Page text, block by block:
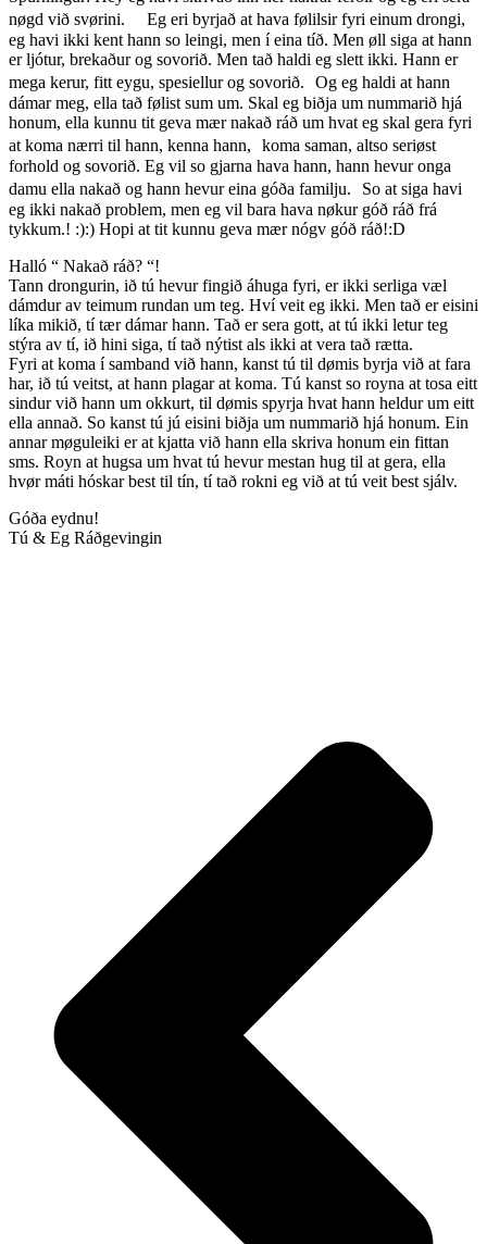
nøgd við svørini. Eg eri byrjað at hava følilsir fyri einum drongi,
eg havi ikki kent hann so leingi, men í eina tíð. Men øll siga at hann
er ljótur, brekaður og sovorið. Men tað haldi eg slett ikki. Hann er
mega kerur, fitt eygu, spesiellur og sovorið. Og eg haldi at hann
dámar meg, ella tað følist sum um. Skal eg biðja um nummarið hjá
honum, ella kunnu tit geva mær nakað ráð um hvat eg skal gera fyri
at koma nærri til hann, kenna hann, koma saman, altso seriøst
forhold og sovorið. Eg vil so gjarna hava hann, hann hevur onga
damu ella nakað og hann hevur eina góða familju. So at siga havi
eg ikki nakað problem, men eg vil bara hava nøkur góð ráð frá
tykkum.! :):) Hopi at tit kunnu geva mær nógv góð ráð!:D
Halló “ Nakað ráð? “!
Tann drongurin, ið tú hevur fingið áhuga fyri, er ikki serliga væl
dámdur av teimum rundan um teg. Hví veit eg ikki. Men tað er eisini
líka mikið, tí tær dámar hann. Tað er sera gott, at tú ikki letur teg
stýra av tí, ið hini siga, tí tað nýtist als ikki at vera tað rætta.
Fyri at koma í samband við hann, kanst tú til dømis byrja við at fara
har, ið tú veitst, at hann plagar at koma. Tú kanst so royna at tosa eitt
sindur við hann um okkurt, til dømis spyrja hvat hann heldur um eitt
ella annað. So kanst tú jú eisini biðja um nummarið hjá honum. Ein
annar møguleiki er at kjatta við hann ella skriva honum ein fittan
sms. Royn at hugsa um hvat tú hevur mestan hug til at gera, ella
hvør máti hóskar best til tín, tí tað rokni eg við at tú veit best sjálv.
Góða eydnu!
Tú & Eg Ráðgevingin